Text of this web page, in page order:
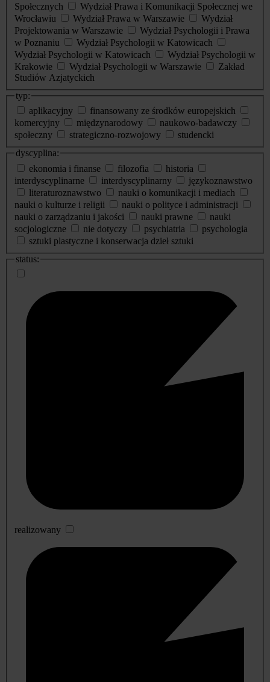
Społecznych
Wydział Prawa i Komunikacji Społecznej we
Wrocławiu
Wydział Prawa w Warszawie
Wydział
Projektowania w Warszawie
Wydział Psychologii i Prawa
w Poznaniu
Wydział Psychologii w Katowicach
Wydział Psychologii w Katowicach
Wydział Psychologii w
Krakowie
Wydział Psychologii w Warszawie
Zakład
Studiów Azjatyckich
typ:
aplikacyjny
finansowany ze środków europejskich
komercyjny
międzynarodowy
naukowo-badawczy
społeczny
strategiczno-rozwojowy
studencki
dyscyplina:
ekonomia i finanse
filozofia
historia
interdyscyplinarne
interdyscyplinarny
językoznawstwo
literaturoznawstwo
nauki o komunikacji i mediach
nauki o kulturze i religii
nauki o polityce i administracji
nauki o zarządzaniu i jakości
nauki prawne
nauki
socjologiczne
nie dotyczy psychiatria
psychologia
sztuki plastyczne i konserwacja dzieł sztuki
status:
realizowany